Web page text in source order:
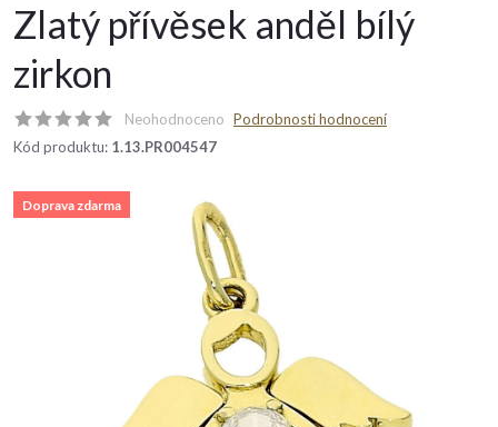
Zlatý přívěsek anděl bílý
zirkon
Neohodnoceno Podrobnosti hodnocení
Kód produktu: 1.13.PR004547
Doprava zdarma